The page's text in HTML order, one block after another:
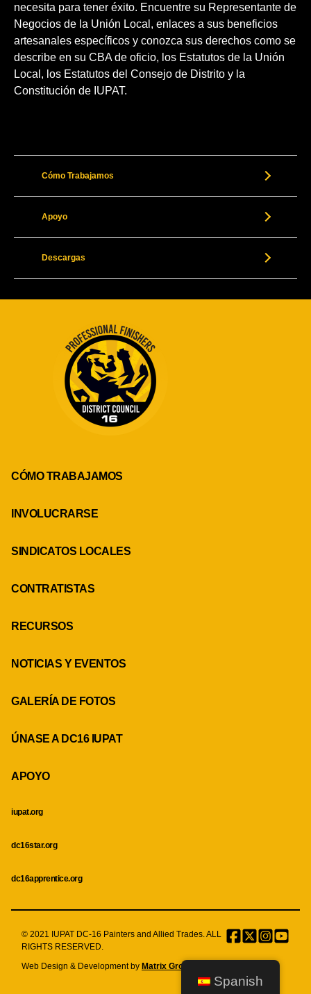
necesita para tener éxito. Encuentre su Representante de
Negocios de la Unión Local, enlaces a sus beneficios
artesanales específicos y conozca sus derechos como se
describe en su CBA de oficio, los Estatutos de la Unión
Local, los Estatutos del Consejo de Distrito y la
Constitución de IUPAT.
Cómo Trabajamos
Apoyo
Descargas
CÓMO TRABAJAMOS
INVOLUCRARSE
SINDICATOS LOCALES
CONTRATISTAS
RECURSOS
NOTICIAS Y EVENTOS
GALERÍA DE FOTOS
ÚNASE A DC16 IUPAT
APOYO
iupat.org
dc16star.org
dc16apprentice.org
© 2021 IUPAT DC-16 Painters and Allied Trades. ALL
RIGHTS RESERVED.
Facebook
TwitterMenu
Item
Web Design & Development by Matrix Group International, Inc.
Spanish